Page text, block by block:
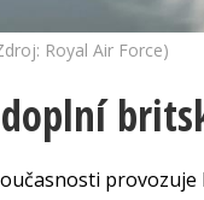
Royal Air Force)
doplní
provozuje